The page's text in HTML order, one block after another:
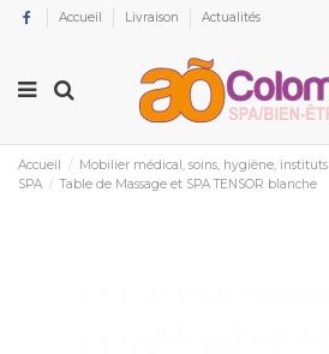
Accueil Livraison Actualités
Accueil Mobilier médical, soins, hygiène, instituts
SPA
Table de Massage et SPA TENSOR blanche